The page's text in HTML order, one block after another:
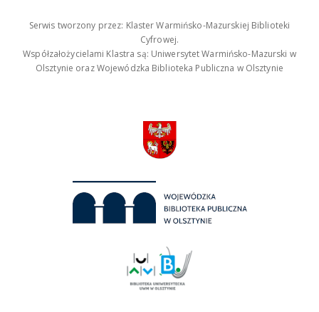
Serwis tworzony przez: Klaster Warmińsko-Mazurskiej Biblioteki
Cyfrowej.
Współzałożycielami Klastra są: Uniwersytet Warmińsko-Mazurski w
Olsztynie oraz Wojewódzka Biblioteka Publiczna w Olsztynie